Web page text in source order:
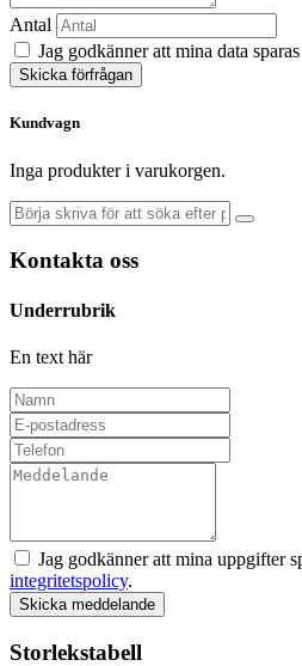
Antal
Jag godkänner att mina data
Skicka förfrågan
Kundvagn
Inga produkter i varukorgen.
Kontakta oss
Underrubrik
En text här
Jag godkänner att mina uppgifter
integritetspolicy.
Skicka meddelande
Storlekstabell